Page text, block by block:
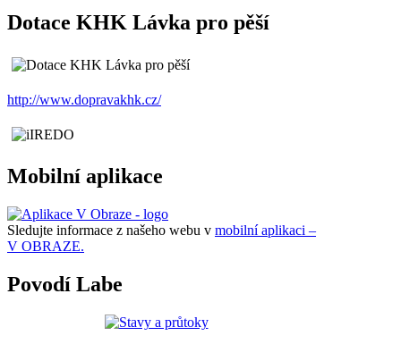
Dotace KHK Lávka pro pěší
http://www.dopravakhk.cz/
Mobilní aplikace
Sledujte informace z našeho webu v mobilní aplikaci –
V OBRAZE.
Povodí Labe